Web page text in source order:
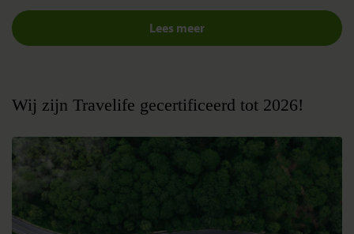
Lees meer
Wij zijn Travelife gecertificeerd tot 2026!